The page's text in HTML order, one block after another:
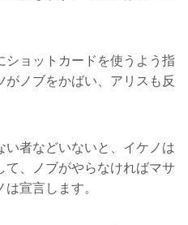
ショットカードを使うよう指
ノブをかばい、アリスも反
い者などいないと、イケノは
て、ノブがやらなければマサ
宣言します。